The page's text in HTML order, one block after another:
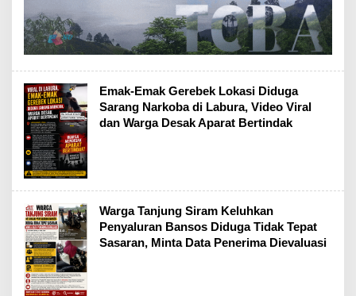
Emak-Emak Gerebek Lokasi Diduga
Sarang Narkoba di Labura, Video Viral
dan Warga Desak Aparat Bertindak
Warga Tanjung Siram Keluhkan
Penyaluran Bansos Diduga Tidak Tepat
Sasaran, Minta Data Penerima Dievaluasi